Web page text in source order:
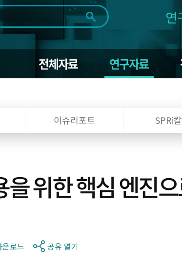
전체
전체 1일 1주 1개월 3개월 1년
~
연
전체자료 연구자료
이슈리포트 SPRi
위한 핵심 엔진
운로드 공유 열기